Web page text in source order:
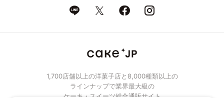
1,700店舗以上の洋菓子店と8,000種類以上の
ラインナップで業界最大級の
ケーキ・スイーツ総合通販サイト